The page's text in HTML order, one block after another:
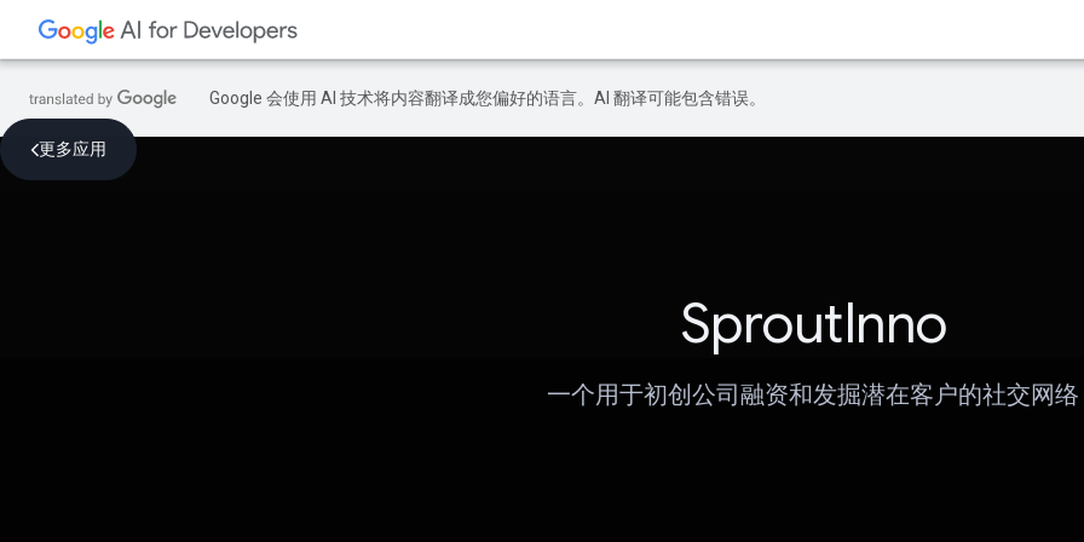
Google 会使用 AI 技术将内容翻译成您偏好的语言。AI 翻译可能包含错误。
更多应用
SproutInno
一个用于初创公司融资和发掘潜在客户的社交网络